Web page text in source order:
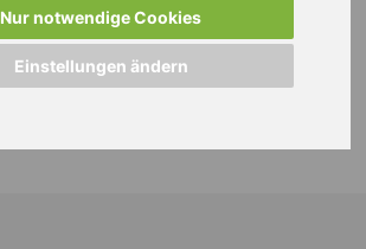
Nur notwendige Cookies
Einstellungen ändern